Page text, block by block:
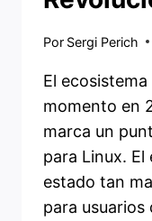
Por Sergi Perich
El
momento en
marca un
para Linux. El
estado tan
para usuarios